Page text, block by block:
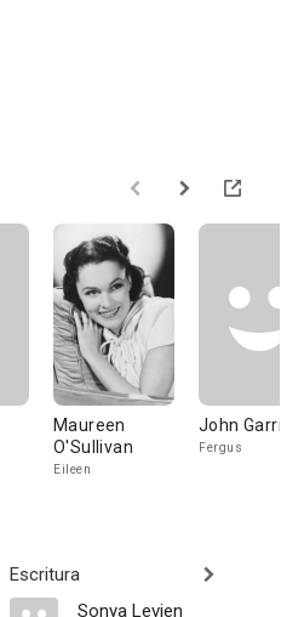
Maureen
O'Sullivan
Eileen
John
Fergus
Escritura
Sonya Levien